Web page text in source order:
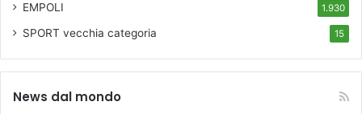
EMPOLI 1.930
SPORT vecchia categoria 15
News dal mondo